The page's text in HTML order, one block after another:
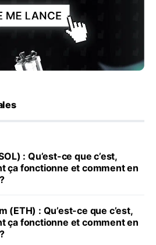
: Qu’est-ce que c’est,
ça fonctionne et comment en
(ETH) : Qu’est-ce que c’est,
ça fonctionne et comment en